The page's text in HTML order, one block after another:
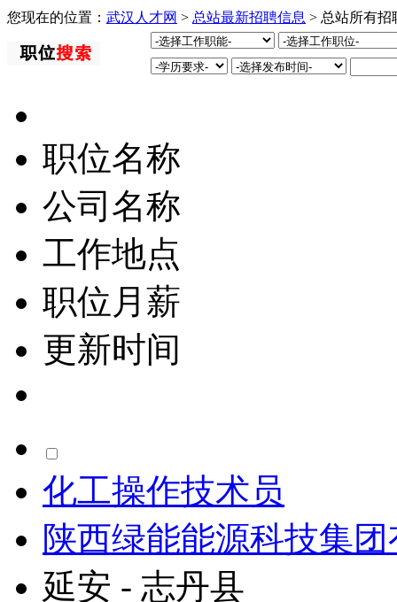
您现在的位置： 武汉人才网 > 总站最新招聘信息 > 总站所有招
职位名称
公司名称
工作地点
职位月薪
更新时间
化工操作技术员
陕西绿能能源科技集
延安 - 志丹县